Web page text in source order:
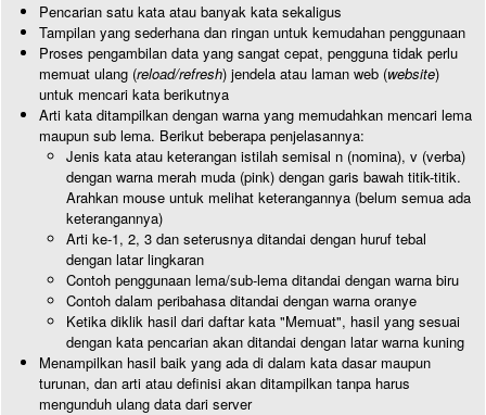
Pencarian satu kata atau banyak kata sekaligus
Tampilan yang sederhana dan ringan untuk kemudahan penggunaan
Proses pengambilan data yang sangat cepat, pengguna tidak perlu
memuat ulang (reload/refresh) jendela atau laman web (website)
untuk mencari kata berikutnya
Arti kata ditampilkan dengan warna yang memudahkan mencari lema
maupun sub lema. Berikut beberapa penjelasannya:
Jenis kata atau keterangan istilah semisal n (nomina), v (verba)
dengan warna merah muda (pink) dengan garis bawah titik-titik.
Arahkan mouse untuk melihat keterangannya (belum semua ada
keterangannya)
Arti ke-1, 2, 3 dan seterusnya ditandai dengan huruf tebal
dengan latar lingkaran
Contoh penggunaan lema/sub-lema ditandai dengan warna biru
Contoh dalam peribahasa ditandai dengan warna oranye
Ketika diklik hasil dari daftar kata "Memuat", hasil yang sesuai
dengan kata pencarian akan ditandai dengan latar warna kuning
Menampilkan hasil baik yang ada di dalam kata dasar maupun
turunan, dan arti atau definisi akan ditampilkan tanpa harus
mengunduh ulang data dari server